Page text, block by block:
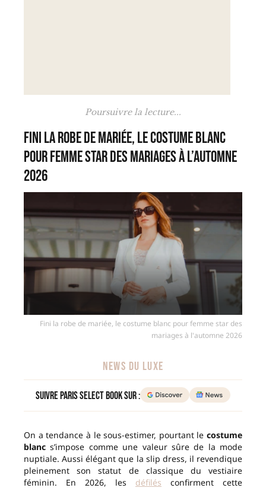
Poursuivre la lecture...
Fini la robe de mariée, le costume blanc
pour femme star des mariages à l’automne
2026
Fini la robe de mariée, le costume blanc pour femme star des
mariages à l'automne 2026
NEWS DU LUXE
Suivre Paris Select Book sur :
On a tendance à le sous-estimer, pourtant le costume
blanc s’impose comme une valeur sûre de la mode
nuptiale. Aussi élégant que la slip dress, il revendique
pleinement son statut de classique du vestiaire
féminin. En 2026, les défilés confirment cette